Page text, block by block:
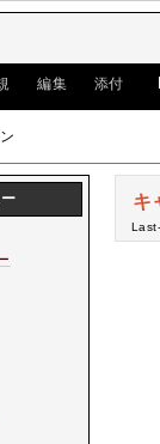
編集 添付
キ